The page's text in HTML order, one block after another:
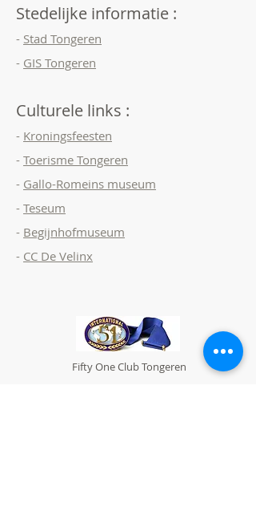
Stedelijke informatie :
- Stad Tongeren
- GIS Tongeren
Culturele links :
- Kroningsfeesten
- Toerisme Tongeren
- Gallo-Romeins museum
- Teseum
- Begijnhofmuseum
- CC De Velinx
Fifty One Club Tongeren